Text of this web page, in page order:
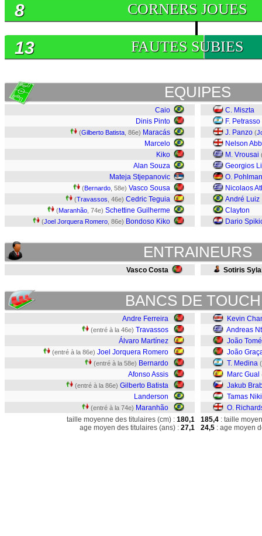
CORNERS JOUES
8
FAUTES SUBIES
13
EQUIPES
Caio
Dinis Pinto
(Gilberto Batista , 86e) Maracás
Marcelo
Kiko
Alan Souza
Mateja Stjepanovic
(Bernardo , 58e) Vasco Sousa
(Travassos , 46e) Cedric Teguia
(Maranhão , 74e) Schettine Guilherme
(Joel Jorquera Romero , 86e) Bondoso Kiko
C. Miszta
F. Petrasso
J. Panzo (
Nelson
M. Vrousai
Georgios
O.
Nicolaos
André Luiz
Clayton
Dario
ENTRAINEURS
Vasco Costa Sotiris
BANCS DE
Andre Ferreira
(entré à la 46e) Travassos
Álvaro Martínez
(entré à la 86e) Joel Jorquera Romero
(entré à la 58e) Bernardo
Afonso Assis
(entré à la 86e) Gilberto Batista
Landerson
(entré à la 74e) Maranhão
Kevin
Andreas
João Tomé
João
T. Medina
Marc Gual
Jakub
Tamas
O.
taille moyenne des titulaires (cm) : 180,1
age moyen des titulaires (ans) : 27,1
185,4 : taille
24,5 : age moyen